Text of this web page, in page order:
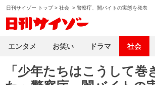
日刊サイゾー トップ> 社会 > 警察庁、闇バイトの実態を発表
「少年たちはこうして巻
エンタメ お笑い ドラマ 社会